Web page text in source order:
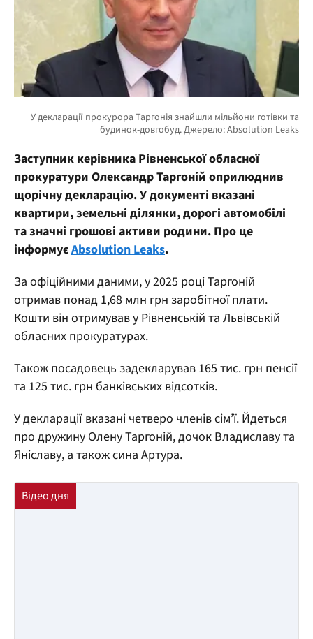
Заступник керівника Рівненської обласної
прокуратури Олександр Таргоній оприлюднив
щорічну декларацію. У документі вказані
квартири, земельні ділянки, дорогі автомобілі
та значні грошові активи родини. Про це
інформуєAbsolution Leaks.
За офіційними даними, у 2025 році Таргоній
отримав понад 1,68 млн грн заробітної плати.
Кошти він отримував у Рівненській та Львівській
обласних прокуратурах.
Також посадовець задекларував 165 тис. грн пенсії
та 125 тис. грн банківських відсотків.
У декларації вказані четверо членів сім’ї. Йдеться
про дружину Олену Таргоній, дочок Владиславу та
Яніславу, а також сина Артура.